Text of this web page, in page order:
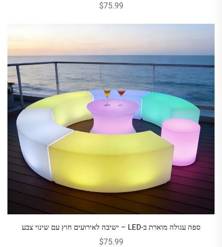
$75.99
ספה עגולה מוארת ב-LED – ישיבה לאירועים חוץ עם שינוי צבע
$75.99